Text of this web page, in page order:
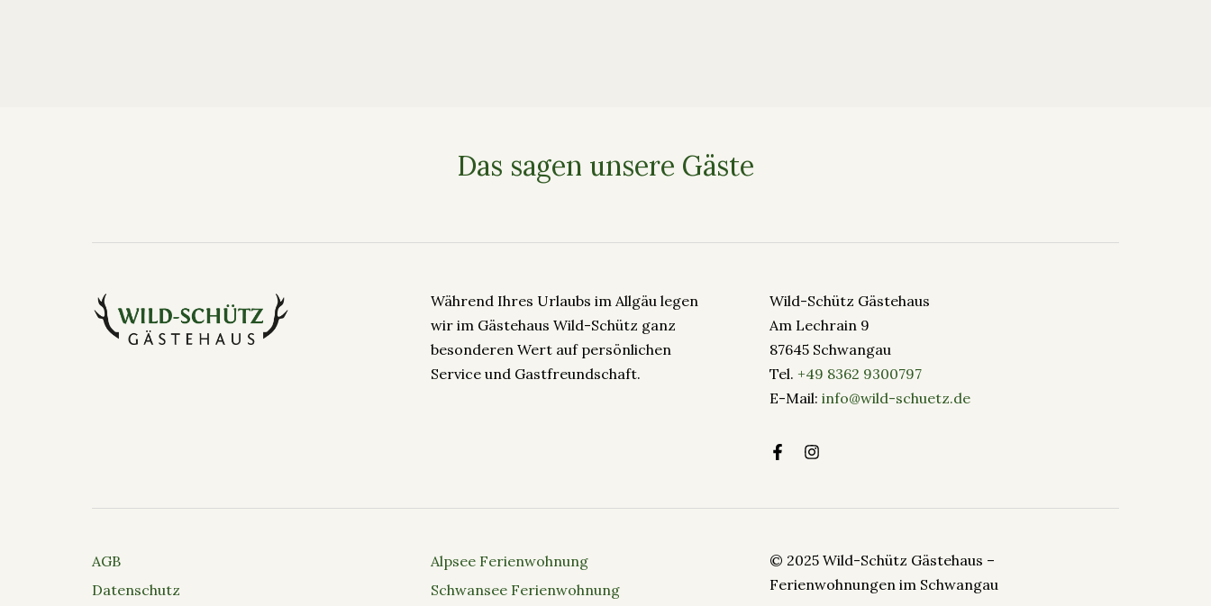
Das sagen unsere Gäste
Während Ihres Urlaubs im Allgäu legen
wir im Gästehaus Wild-Schütz ganz
besonderen Wert auf persönlichen
Service und Gastfreundschaft.
Wild-Schütz Gästehaus
Am Lechrain 9
87645 Schwangau
Tel. +49 8362 9300797
E-Mail:info@wild-schuetz.de
AGB
Datenschutz
Alpsee Ferienwohnung
Schwansee Ferienwohnung
© 2025 Wild-Schütz Gästehaus –
Ferienwohnungen im Schwangau